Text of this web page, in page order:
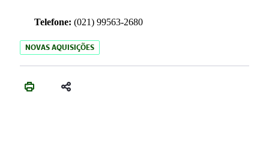
Telefone: (021) 99563-2680
NOVAS AQUISIÇÕES